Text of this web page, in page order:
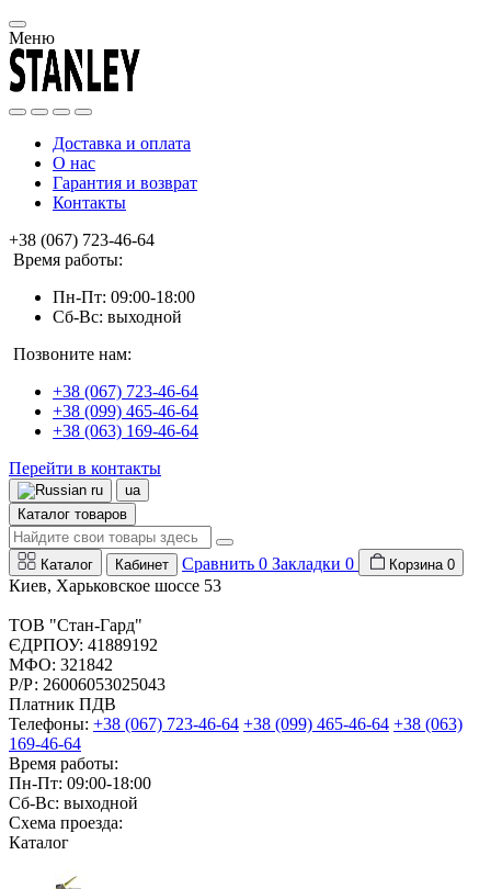
Меню
Доставка и оплата
О нас
Гарантия и возврат
Контакты
+38 (067) 723-46-64
Время работы:
Пн-Пт: 09:00-18:00
Сб-Вс: выходной
Позвоните нам:
+38 (067) 723-46-64
+38 (099) 465-46-64
+38 (063) 169-46-64
Перейти в контакты
ru
ua
Каталог товаров
Каталог Кабинет Сравнить 0 Закладки 0 Корзина 0
Киев, Харьковское шоссе 53
ТОВ "Стан-Гард"
ЄДРПОУ: 41889192
МФО: 321842
Р/Р: 26006053025043
Платник ПДВ
Телефоны: +38 (067) 723-46-64 +38 (099) 465-46-64 +38 (063)
169-46-64
Время работы:
Пн-Пт: 09:00-18:00
Сб-Вс: выходной
Схема проезда:
Каталог